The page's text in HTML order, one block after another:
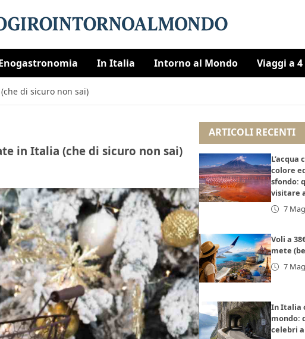
In Italia Intorno al Mondo Viaggi a
di sicuro non sai)
in Italia (che di sicuro non sai)
ARTICOLI RECENTI
colore
sfondo:
visitare
7
Voli a
mete
7
In Italia
mondo:
celebri